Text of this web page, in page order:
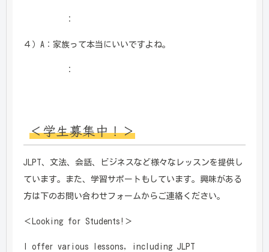
：
４）A：家族って本当にいいですよね。
：
＜学生募集中！＞
JLPT、文法、会話、ビジネスなど様々なレッスンを提供し
ています。また、学習サポートもしています。興味がある
方は下のお問い合わせフォームからご連絡ください。
＜Looking for Students!＞
I offer various lessons, including JLPT